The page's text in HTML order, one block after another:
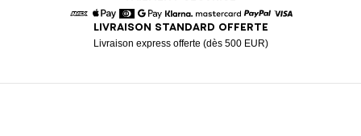
American Express
Apple Pay
DinersGoogle Pay
Klarna MastercardPaypal
LIVRAISON STANDARD OFFERTE
Livraison express offerte (dès 500 EUR)